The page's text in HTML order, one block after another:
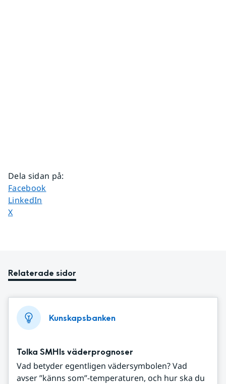
Dela sidan på:
Dela sidan på
Facebook
Dela sidan på
LinkedIn
Dela sidan på
X
Relaterade sidor
Kunskapsbanken
Tolka SMHIs väderprognoser
Vad betyder egentligen vädersymbolen? Vad
avser ”känns som”-temperaturen, och hur ska du